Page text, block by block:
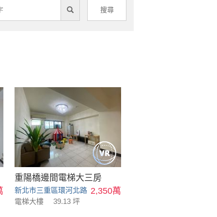
搜尋
重陽橋邊間電梯大三房
新北市三重區環河北路 2,350萬
電梯大樓 39.13 坪